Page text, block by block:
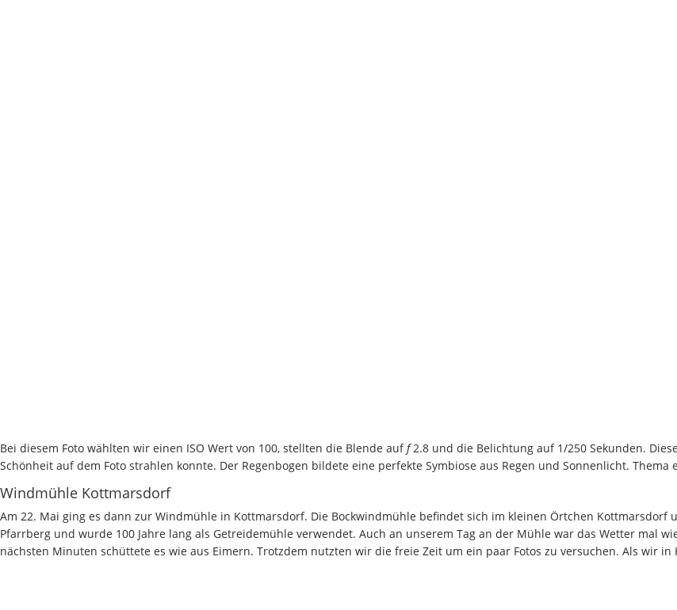
Bei diesem Foto wählten wir einen ISO Wert von 100, stellten die Blende auff2.8 und die Belichtung auf 1/250 Sekunden.
Schönheit auf dem Foto strahlen konnte. Der Regenbogen bildete eine perfekte Symbiose aus Regen und Sonnenlicht. Thema
Windmühle Kottmarsdorf
Am 22. Mai ging es dann zur Windmühle in Kottmarsdorf. Die Bockwindmühle befindet sich im kleinen Örtchen Kottmarsdorf
Pfarrberg und wurde 100 Jahre lang als Getreidemühle verwendet. Auch an unserem Tag an der Mühle war das Wetter mal
nächsten Minuten schüttete es wie aus Eimern. Trotzdem nutzten wir die freie Zeit um ein paar Fotos zu versuchen. Als wir